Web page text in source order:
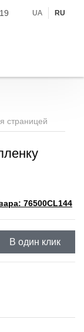
UA RU
страницей
76500CL144
В один клик